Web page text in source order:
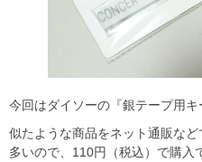
今回はダイソーの『銀テープ用キ
似たような商品をネット通販な
多いので、110円（税込）で購入